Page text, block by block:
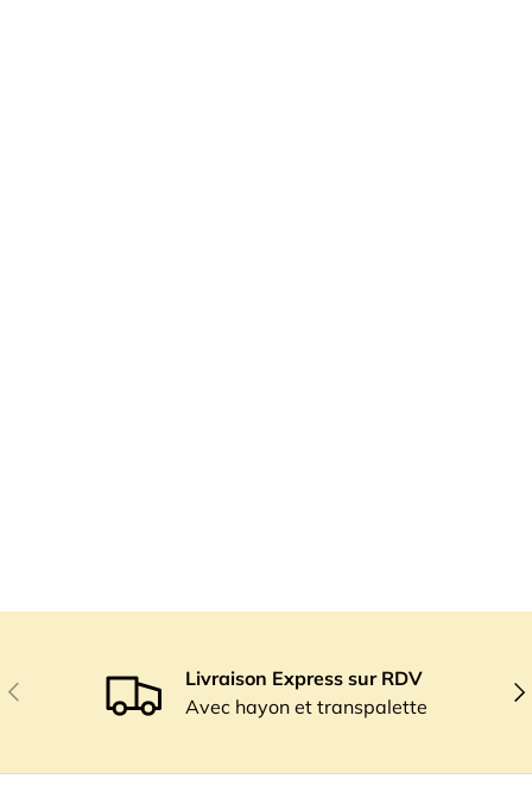
Précédent
Livraison Express sur RDV
Avec hayon et transpalette